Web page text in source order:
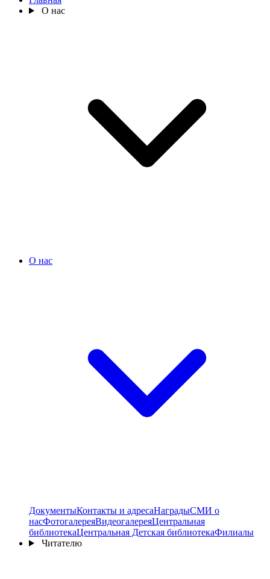
О нас
О нас
ДокументыКонтакты и адресаНаградыСМИ о
насФотогалереяВидеогалереяЦентральная
библиотекаЦентральная Детская библиотекаФилиалы
Читателю